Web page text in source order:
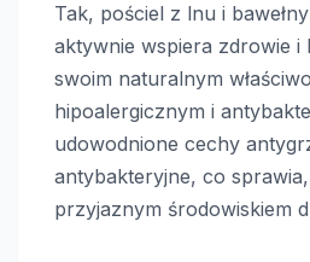
Tak, pościel z lnu i
aktywnie wspiera zdrowie i
swoim naturalnym
hipoalergicznym i
udowodnione cechy
antybakteryjne, co
przyjaznym środowiskiem